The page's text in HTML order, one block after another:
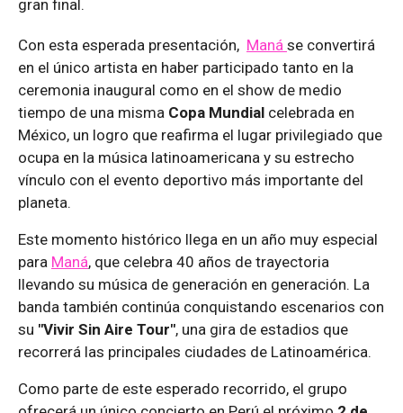
gran final.
Con esta esperada presentación, Maná se convertirá
en el único artista en haber participado tanto en la
ceremonia inaugural como en el show de medio
tiempo de una misma Copa Mundial celebrada en
México, un logro que reafirma el lugar privilegiado que
ocupa en la música latinoamericana y su estrecho
vínculo con el evento deportivo más importante del
planeta.
Este momento histórico llega en un año muy especial
para Maná, que celebra 40 años de trayectoria
llevando su música de generación en generación. La
banda también continúa conquistando escenarios con
su "Vivir Sin Aire Tour", una gira de estadios que
recorrerá las principales ciudades de Latinoamérica.
Como parte de este esperado recorrido, el grupo